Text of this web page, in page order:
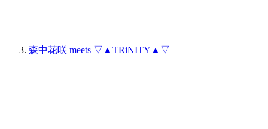
森中花咲 meets ▽▲TRiNITY▲▽